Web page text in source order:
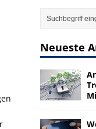
Neueste